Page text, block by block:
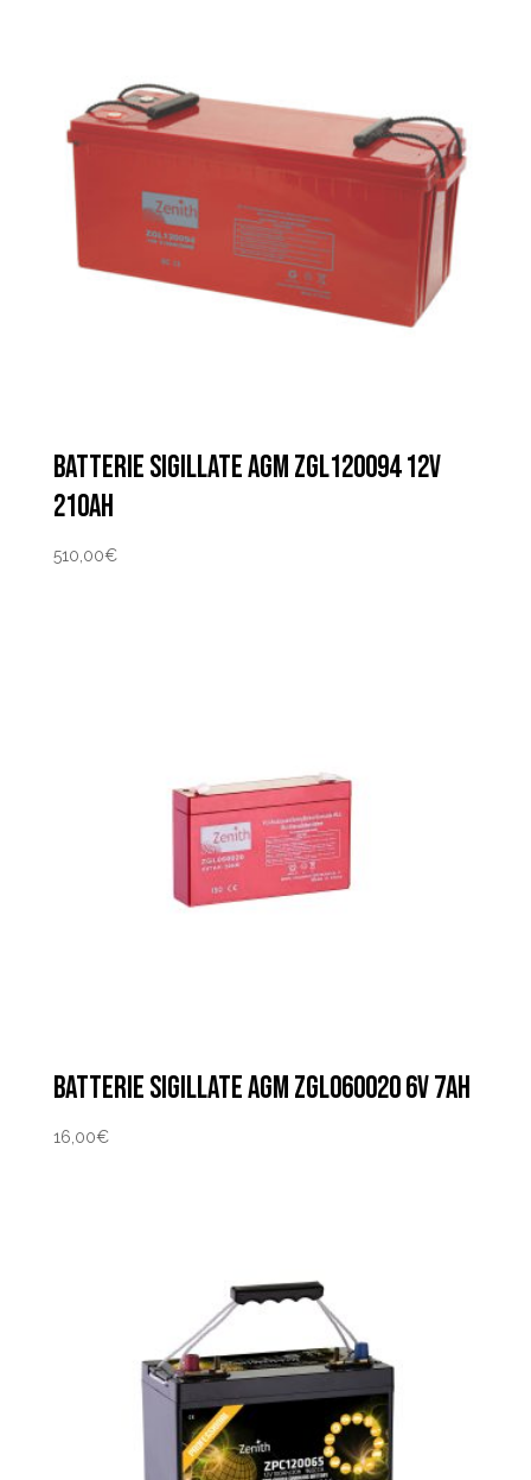
BATTERIE SIGILLATE AGM ZGL120094 12V
210AH
510,00€
BATTERIE SIGILLATE AGM ZGL060020 6V 7AH
16,00€